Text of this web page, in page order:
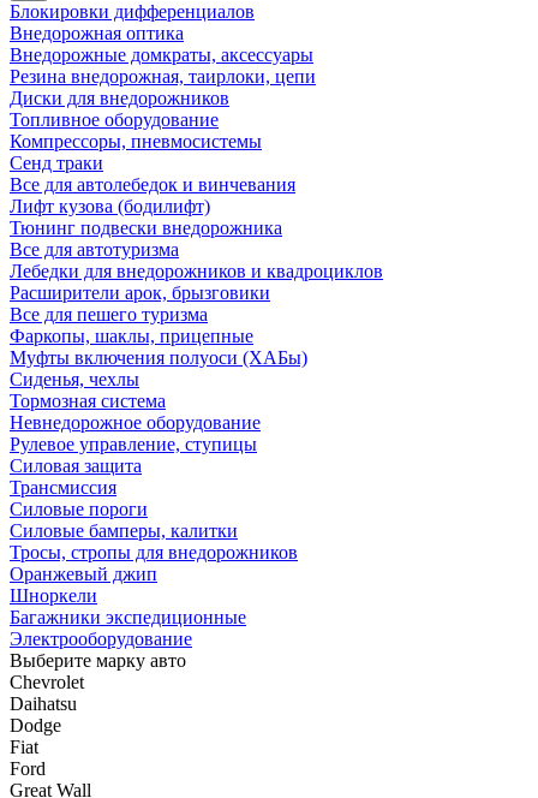
Блокировки дифференциалов
Внедорожная оптика
Внедорожные домкраты, аксессуары
Резина внедорожная, таирлоки, цепи
Диски для внедорожников
Топливное оборудование
Компрессоры, пневмосистемы
Сенд траки
Все для автолебедок и винчевания
Лифт кузова (бодилифт)
Тюнинг подвески внедорожника
Все для автотуризма
Лебедки для внедорожников и квадроциклов
Расширители арок, брызговики
Все для пешего туризма
Фаркопы, шаклы, прицепные
Муфты включения полуоси (ХАБы)
Сиденья, чехлы
Тормозная система
Невнедорожное оборудование
Рулевое управление, ступицы
Силовая защита
Трансмиссия
Силовые пороги
Силовые бамперы, калитки
Тросы, стропы для внедорожников
Оранжевый джип
Шноркели
Багажники экспедиционные
Электрооборудование
Выберите марку авто
Chevrolet
Daihatsu
Dodge
Fiat
Ford
Great Wall